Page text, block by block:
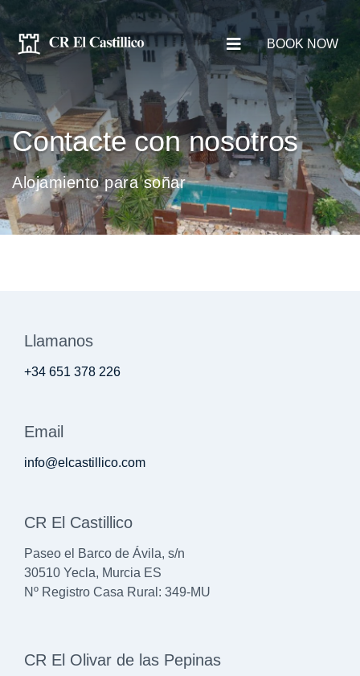
BOOK NOW
Contacte con nosotros
Alojamiento para soñar
Llamanos
+34 651 378 226
Email
info@elcastillico.com
CR El Castillico
Paseo el Barco de Ávila, s/n
30510 Yecla, Murcia ES
Nº Registro Casa Rural: 349-MU
CR El Olivar de las Pepinas